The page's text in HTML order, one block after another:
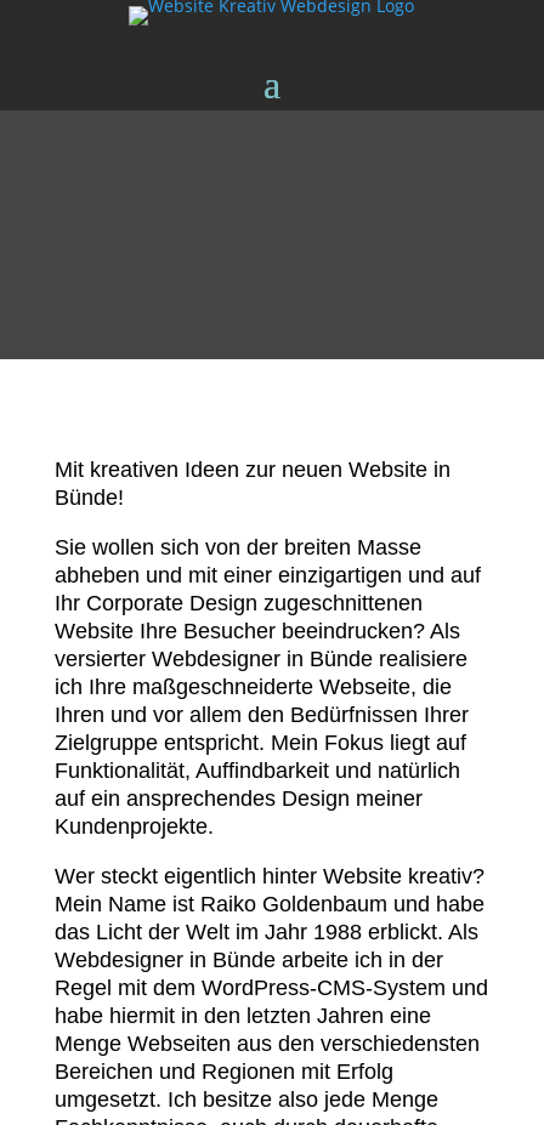
Mit kreativen Ideen zur neuen Website in
Bünde!
Sie wollen sich von der breiten Masse
abheben und mit einer einzigartigen und auf
Ihr Corporate Design zugeschnittenen
Website Ihre Besucher beeindrucken? Als
versierter Webdesigner in Bünde realisiere
ich Ihre maßgeschneiderte Webseite, die
Ihren und vor allem den Bedürfnissen Ihrer
Zielgruppe entspricht. Mein Fokus liegt auf
Funktionalität, Auffindbarkeit und natürlich
auf ein ansprechendes Design meiner
Kundenprojekte.
Wer steckt eigentlich hinter Website kreativ?
Mein Name ist Raiko Goldenbaum und habe
das Licht der Welt im Jahr 1988 erblickt. Als
Webdesigner in Bünde arbeite ich in der
Regel mit dem WordPress-CMS-System und
habe hiermit in den letzten Jahren eine
Menge Webseiten aus den verschiedensten
Bereichen und Regionen mit Erfolg
umgesetzt. Ich besitze also jede Menge